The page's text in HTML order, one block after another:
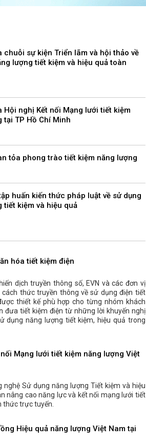
chuỗi sự kiện Triển lãm và hội thảo về
lượng tiết kiệm và hiệu quả toàn
Hội nghị Kết nối Mạng lưới tiết kiệm
tại TP Hồ Chí Minh
tỏa phong trào tiết kiệm năng lượng
huấn kiến thức pháp luật về sử dụng
tiết kiệm và hiệu quả
hóa tiết kiệm điện
dịch truyền thông số, EVN và các đơn vị
thức truyền thông về sử dụng điện tiết
thiết kế phù hợp cho từng nhóm khách
đưa tiết kiệm điện từ những lời khuyến nghị
dụng năng lượng tiết kiệm, hiệu quả trong
Mạng lưới tiết kiệm năng lượng Việt
nghệ Sử dụng năng lượng Tiết kiệm và hiệu
nâng cao năng lực và kết nối mạng lưới tiết
thức trực tuyến.
Hiệu quả năng lượng Việt Nam tại